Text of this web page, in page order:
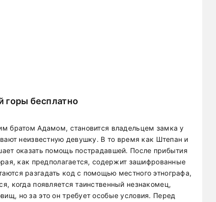
горы бесплатно
братом Адамом, становится владельцем замка у
неизвестную девушку. В то время как Штепан и
оказать помощь пострадавшей. После прибытия
как предполагается, содержит зашифрованные
разгадать код с помощью местного этнографа,
когда появляется таинственный незнакомец,
но за это он требует особые условия. Перед